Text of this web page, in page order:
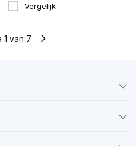
Vergelijk
1 van 7